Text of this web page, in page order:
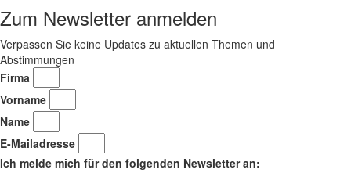
Zum Newsletter anmelden
Verpassen Sie keine Updates zu aktuellen Themen und
Abstimmungen
Firma
Vorname
Name
E-Mailadresse
Ich melde mich für den folgenden Newsletter an: